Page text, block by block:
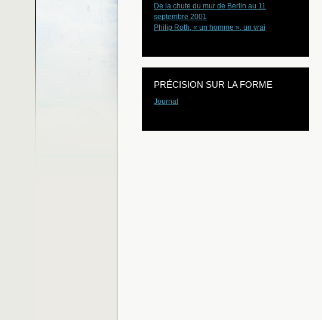
De la chute du mur de Berlin au 11
septembre 2001
Philip Roth, « un homme », un vrai
PRÉCISION SUR LA FORME
Journal